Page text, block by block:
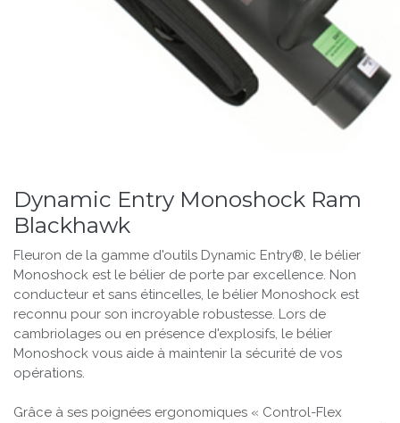
Dynamic Entry Monoshock Ram
Blackhawk
Fleuron de la gamme d'outils Dynamic Entry®, le bélier
Monoshock est le bélier de porte par excellence. Non
conducteur et sans étincelles, le bélier Monoshock est
reconnu pour son incroyable robustesse. Lors de
cambriolages ou en présence d'explosifs, le bélier
Monoshock vous aide à maintenir la sécurité de vos
opérations.
Grâce à ses poignées ergonomiques « Control-Flex